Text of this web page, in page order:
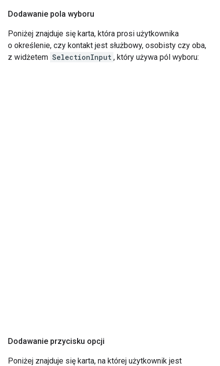
Dodawanie pola wyboru
Poniżej znajduje się karta, która prosi użytkownika
o określenie, czy kontakt jest służbowy, osobisty czy oba,
z widżetem SelectionInput , który używa pól wyboru:
Dodawanie przycisku opcji
Poniżej znajduje się karta, na której użytkownik jest